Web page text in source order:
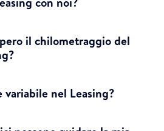
il chilometraggio del
variabile nel Leasing?